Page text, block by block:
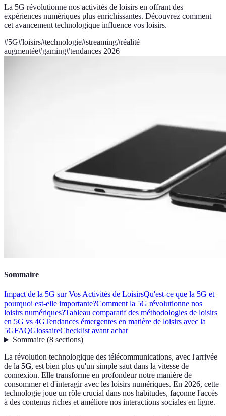
La 5G révolutionne nos activités de loisirs en offrant des
expériences numériques plus enrichissantes. Découvrez comment
cet avancement technologique influence vos loisirs.
#5G#loisirs#technologie#streaming#réalité
augmentée#gaming#tendances 2026
Sommaire
Impact de la 5G sur Vos Activités de LoisirsQu'est-ce que la 5G et
pourquoi est-elle importante?Comment la 5G révolutionne nos
loisirs numériques?Tableau comparatif des méthodologies de loisirs
en 5G vs 4GTendances émergentes en matière de loisirs avec la
5GFAQGlossaireChecklist avant achat
Sommaire(8 sections)
La révolution technologique des télécommunications, avec l'arrivée
de la 5G, est bien plus qu'un simple saut dans la vitesse de
connexion. Elle transforme en profondeur notre manière de
consommer et d'interagir avec les loisirs numériques. En 2026, cette
technologie joue un rôle crucial dans nos habitudes, façonne l'accès
à des contenus riches et améliore nos interactions sociales en ligne.